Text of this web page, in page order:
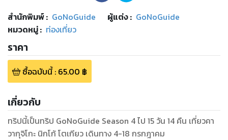
สำนักพิมพ์: GoNoGuide ผู้แต่ง : GoNoGuide
หมวดหมู่: ท่องเที่ยว
ราคา
ซื้อฉบับนี้: 65.00 ฿
เกี่ยวกับ
ทริปนี้เป็นทริป GoNoGuide Season 4 ไป 15 วัน 14 คืน เที่ยวคา
วากุจิโกะ นิกโก้ โตเกียว เดินทาง 4-18 กรกฎาคม